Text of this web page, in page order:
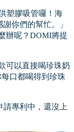
塑膠吸管囉！海
你們的幫忙。」
辦呢？DOMI將提
可以直接喝珍珠奶
口都喝得到珍珠
專利中，還沒上